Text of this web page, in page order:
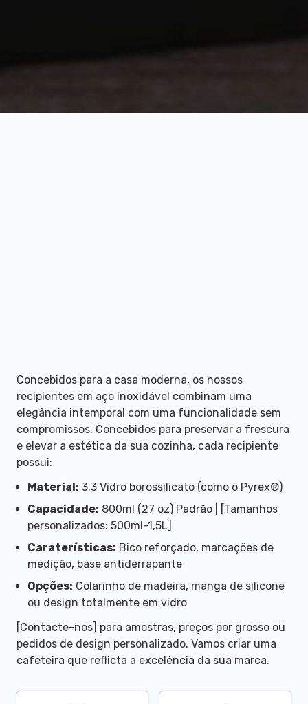
Concebidos para a casa moderna, os nossos
recipientes em aço inoxidável combinam uma
elegância intemporal com uma funcionalidade sem
compromissos. Concebidos para preservar a frescura
e elevar a estética da sua cozinha, cada recipiente
possui:
Material: 3.3 Vidro borossilicato (como o Pyrex®)
Capacidade: 800ml (27 oz) Padrão | [Tamanhos
personalizados: 500ml-1,5L]
Caraterísticas: Bico reforçado, marcações de
medição, base antiderrapante
Opções: Colarinho de madeira, manga de silicone
ou design totalmente em vidro
[Contacte-nos] para amostras, preços por grosso ou
pedidos de design personalizado. Vamos criar uma
cafeteira que reflicta a excelência da sua marca.